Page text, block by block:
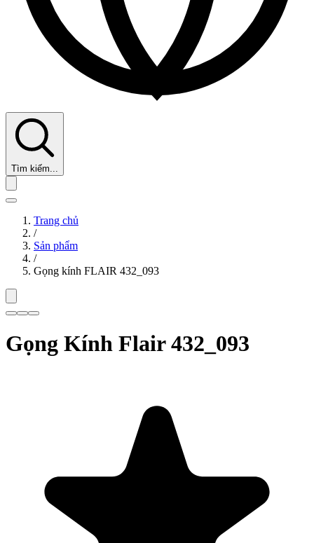
Tìm kiếm...
Trang chủ
/
Sản phẩm
/
Gọng kính FLAIR 432_093
Gọng Kính Flair 432_093